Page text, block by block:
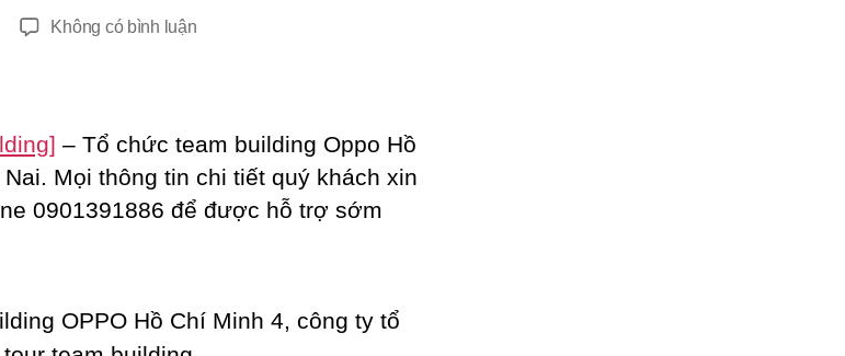
Không có bình luậnở
OPPO
Hồ
Chí
– Tổ chức team building Oppo Hồ
Mọi thông tin chi tiết quý khách xin
0901391886 để được hỗ trợ sớm